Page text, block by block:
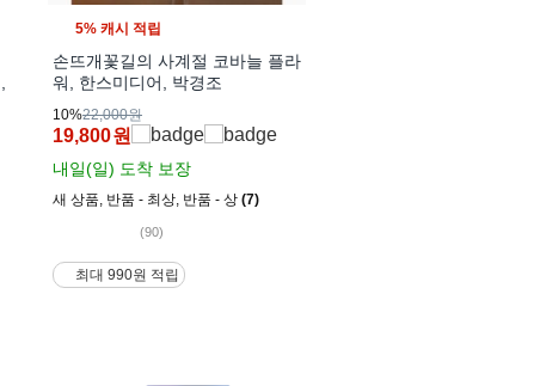
5% 캐시 적립
손뜨개꽃길의 사계절 코바늘 플라
워, 한스미디어, 박경조
10%22,000원
19,800원
내일(일) 도착 보장
새 상품, 반품 - 최상, 반품 - 상 (7)
(90)
최대 990원 적립